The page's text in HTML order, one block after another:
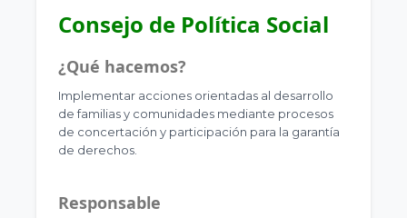
Consejo de Política Social
¿Qué hacemos?
Implementar acciones orientadas al desarrollo
de familias y comunidades mediante procesos
de concertación y participación para la garantía
de derechos.
Responsable